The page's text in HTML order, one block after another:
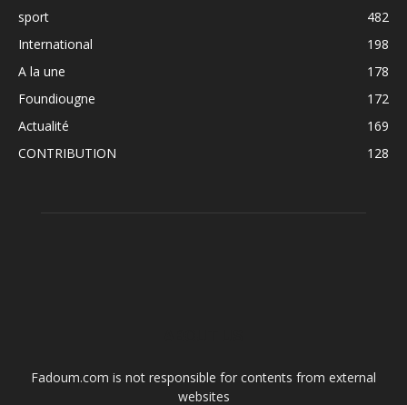
sport
482
International
198
A la une
178
Foundiougne
172
Actualité
169
CONTRIBUTION
128
Fadoum.com is not responsible for contents from external
websites